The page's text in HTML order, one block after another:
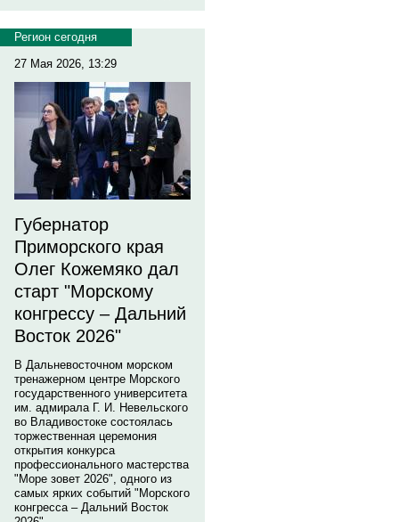
Регион сегодня
27 Мая 2026, 13:29
Губернатор
Приморского края
Олег Кожемяко дал
старт "Морскому
конгрессу – Дальний
Восток 2026"
В Дальневосточном морском
тренажерном центре Морского
государственного университета
им. адмирала Г. И. Невельского
во Владивостоке состоялась
торжественная церемония
открытия конкурса
профессионального мастерства
"Море зовет 2026", одного из
самых ярких событий "Морского
конгресса – Дальний Восток